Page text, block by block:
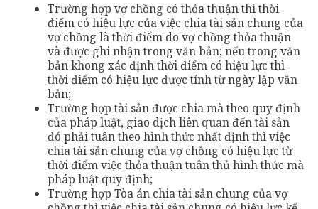
Trường hợp vợ chồng có thỏa thuận thì thời
điểm có hiệu lực của việc chia tài sản chung của
vợ chồng là thời điểm do vợ chồng thỏa thuận
và được ghi nhận trong văn bản; nếu trong văn
bản khong xác định thời điểm có hiệu lực thì
thời điểm có hiệu lực được tính từ ngày lập văn
bản;
Trường hợp tài sản được chia mà theo quy định
của pháp luật, giao dịch liên quan đến tài sản
đó phải tuân theo hình thức nhất định thì việc
chia tài sản chung của vợ chồng có hiệu lực từ
thời điểm việc thỏa thuận tuân thủ hình thức mà
pháp luật quy định;
Trường hợp Tòa án chia tài sản chung của vợ